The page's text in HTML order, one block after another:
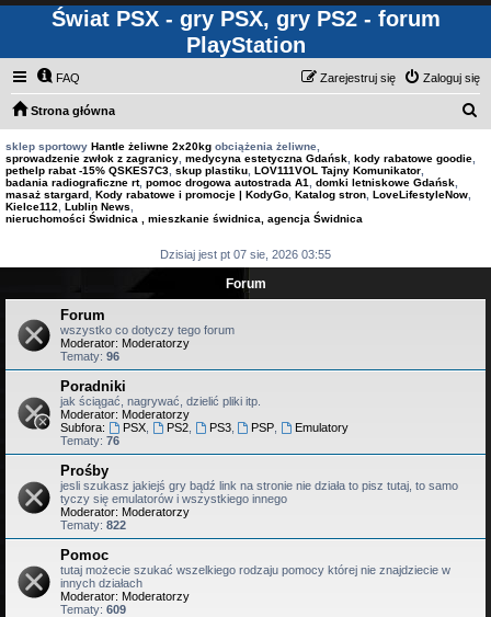
Świat PSX - gry PSX, gry PS2 - forum
PlayStation
FAQ Zaloguj się
Zarejestruj się
Strona główna
sklep sportowy Hantle żeliwne 2x20kg obciążenia żeliwne,
sprowadzenie zwłok z zagranicy medycyna estetyczna Gdańsk kody rabatowe goodie
pethelp rabat -15% QSKES7C3 skup plastiku LOV111VOL Tajny Komunikator
badania radiograficzne rt, pomoc drogowa autostrada A1 domki letniskowe Gdańsk
masaż stargard Kody rabatowe i promocje | KodyGo Katalog stron LoveLifestyleNow
Kielce112
Lublin News
nieruchomości Świdnica , mieszkanie świdnica, agencja Świdnica
Dzisiaj jest pt 07 sie, 2026 03:55
Forum
Forum
wszystko co dotyczy tego forum
Moderator: Moderatorzy
Tematy: 96
Poradniki
jak ściągać, nagrywać, dzielić pliki itp.
Moderator: Moderatorzy
Subfora:
PSX, PS2, PS3, PSP
Emulatory
Tematy: 76
Prośby
jesli szukasz jakiejś gry bądź link na stronie nie działa to pisz tutaj, to samo
tyczy się emulatorów i wszystkiego innego
Moderator: Moderatorzy
Tematy: 822
Pomoc
tutaj możecie szukać wszelkiego rodzaju pomocy której nie znajdziecie w
innych działach
Moderator: Moderatorzy
Tematy: 609